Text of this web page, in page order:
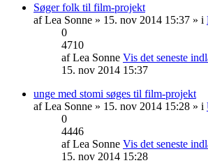
Søger folk til film-projekt
afLea Sonne » 15. nov 2014 15:37 » i
0
4710
afLea Sonne Vis det seneste
15. nov 2014 15:37
unge med stomi søges til film-projekt
afLea Sonne » 15. nov 2014 15:28 » i
0
4446
afLea Sonne Vis det seneste
15. nov 2014 15:28